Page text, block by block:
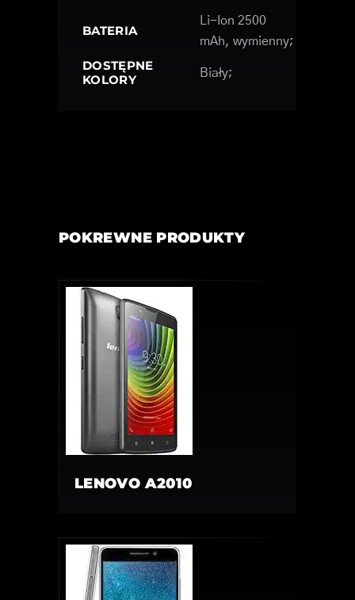
BATERIA
Li-Ion 2500
mAh, wymienny;
DOSTĘPNE
KOLORY
Biały;
POKREWNE PRODUKTY
LENOVO A2010